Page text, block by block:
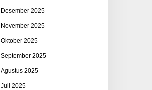
Desember 2025
November 2025
Oktober 2025
September 2025
Agustus 2025
Juli 2025